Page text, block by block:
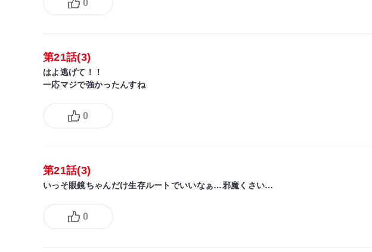
0
第21話(3)
はよ逃げて！！
一応マジで強かったんすね
0
第21話(3)
いっそ眼鏡ちゃんだけ生存ルートでいいなぁ…邪魔くさい…
0